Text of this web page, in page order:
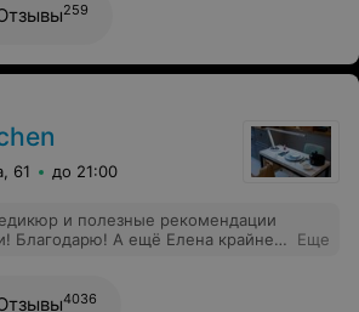
259
61 до 21:00
и полезные рекомендации
А ещё Елена крайне
к услуге.
Еще
4036